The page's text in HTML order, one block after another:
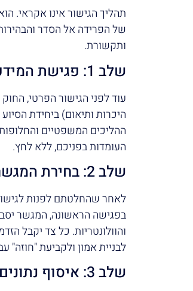
תהליך הגישור אינו אקראי.
של הפרידה אל הסדר
ותקשורת.
שלב 1: פגישת המידע וההיכרות (מהו"ת)
עוד לפני הגישור הפרטי,
היכרות ותיאום) ביחידת
ההליכים המשפטיים
העומדות בפניכם, ללא לחץ.
שלב 2: בחירת המגשר ופגישת הפתיחה
לאחר שהחלטתם לפנות
בפגישה הראשונה, המגשר
והוולונטריות. כל צד יקבל
לבניית אמון ולקביעת "חוזה"
שלב 3: איסוף נתונים והנחת התמונה המלאה